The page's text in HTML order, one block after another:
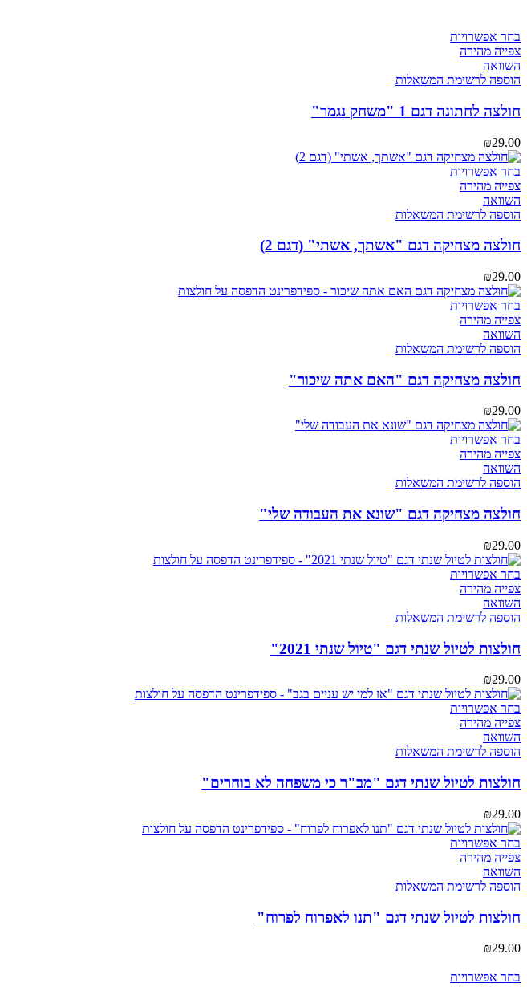
בחר אפשרויות
מספר
ניתן
לבחור
האפשרויות
בעמוד
המוצר
צפייה מהירה
השוואה
הוספה לרשימת המשאלות
חולצה לחתונה דגם 1 "משחק נגמר"
₪29.00
בחר אפשרויות
מספר
ניתן
לבחור
האפשרויות
בעמוד
המוצר
צפייה מהירה
השוואה
הוספה לרשימת המשאלות
חולצה מצחיקה דגם "אשתך, אשתי" (דגם 2)
₪29.00
בחר אפשרויות
מספר
ניתן
לבחור
האפשרויות
בעמוד
המוצר
צפייה מהירה
השוואה
הוספה לרשימת המשאלות
חולצה מצחיקה דגם "האם אתה שיכור"
₪29.00
בחר אפשרויותלמוצר
מספר
ניתן
לבחור
האפשרויות
בעמוד
המוצר
צפייה מהירה
השוואה
הוספה לרשימת המשאלות
חולצה מצחיקה דגם "שונא את העבודה שלי"
₪29.00
בחר אפשרויות
מספר
ניתן
לבחור
האפשרויות
בעמוד
המוצר
צפייה מהירה
השוואה
הוספה לרשימת המשאלות
חולצות לטיול שנתי דגם "טיול שנתי 2021"
₪29.00
בחר אפשרויות
מספר
ניתן
לבחור
האפשרויות
בעמוד
המוצר
צפייה מהירה
השוואה
הוספה לרשימת המשאלות
חולצות לטיול שנתי דגם "מב"ר כי משפחה לא בוחרים"
₪29.00
בחר אפשרויות
מספר
ניתן
לבחור
צפייה מהירה
השוואה
הוספה לרשימת המשאלות
חולצות לטיול שנתי דגם "תנו לאפרוח לפרוח"
₪29.00
בחר אפשרויות